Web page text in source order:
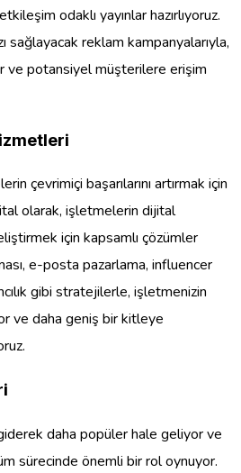
odaklı yayınlar hazırlıyoruz.
sağlayacak reklam kampanyalarıyla,
ve potansiyel müşterilere erişim
çevrimiçi başarılarını artırmak için
olarak, işletmelerin dijital
için kapsamlı çözümler
e-posta pazarlama, influencer
gibi stratejilerle, işletmenizin
ve daha geniş bir kitleye
daha popüler hale geliyor ve
sürecinde önemli bir rol oynuyor.